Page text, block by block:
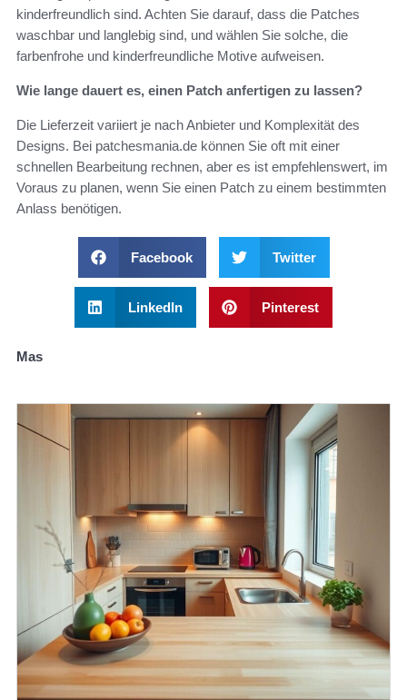
kinderfreundlich sind. Achten Sie darauf, dass die Patches
waschbar und langlebig sind, und wählen Sie solche, die
farbenfrohe und kinderfreundliche Motive aufweisen.
Wie lange dauert es, einen Patch anfertigen zu lassen?
Die Lieferzeit variiert je nach Anbieter und Komplexität des
Designs. Bei patchesmania.de können Sie oft mit einer
schnellen Bearbeitung rechnen, aber es ist empfehlenswert, im
Voraus zu planen, wenn Sie einen Patch zu einem bestimmten
Anlass benötigen.
Facebook Twitter
LinkedIn Pinterest
Mas